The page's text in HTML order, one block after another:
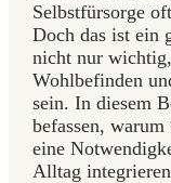
Selbstfürsorge
Doch das ist ein
nicht nur
Wohlbefinden
sein. In diesem
befassen,
eine
Alltag